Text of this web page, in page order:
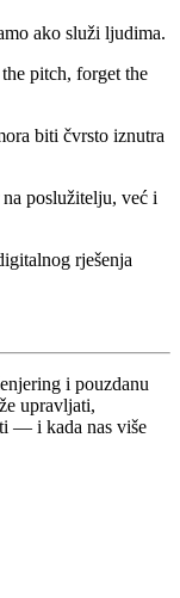
ako služi ljudima.
pitch, forget the
biti čvrsto iznutra
poslužitelju, već i
rješenja
i pouzdanu
upravljati,
— i kada nas više